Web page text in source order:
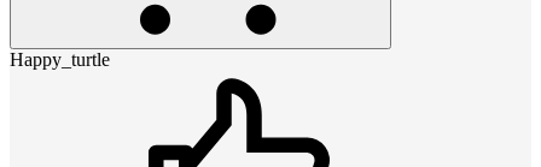
Happy_turtle